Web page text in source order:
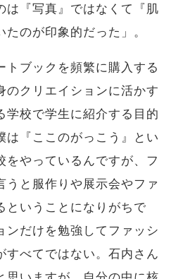
は『写真』ではなくて『肌
のが印象的だった」。
トブックを頻繁に購入する
のクリエイションに活かす
学校で学生に紹介する目的
は『ここのがっこう』とい
をやっているんですが、フ
うと服作りや展示会やファ
ということになりがちで
ンだけを勉強してファッシ
すべてではない。石内さん